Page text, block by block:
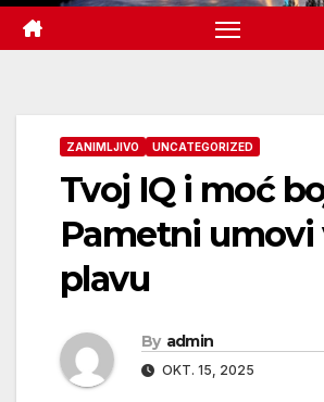
ZANIMLJIVO UNCATEGORIZED
Tvoj IQ i moć
Pametni umovi
plavu
By admin
OKT. 15, 2025